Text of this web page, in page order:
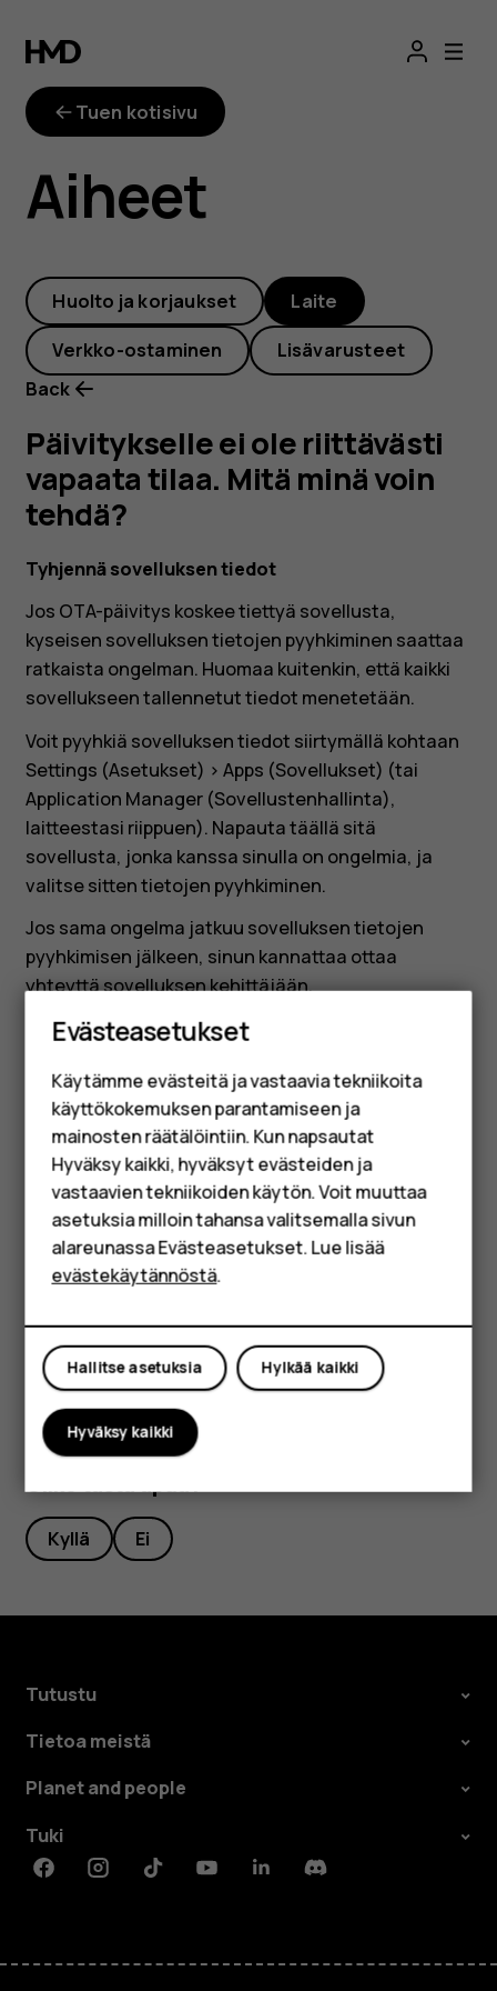
Päivitykselle
ei
ole
riittävästi
vapaata
tilaa.
Mitä
minä
voin
tehdä?
Älypuhelimet
Perinteiset puhelimet
Lisävarusteet
HMD Terra M
Yrityksille
Tabletit
Shop
Tuen kotisivu
Aiheet
Huolto ja korjaukset Laite
Verkko-ostaminen
Lisävarusteet
Back
Päivitykselle ei ole riittävästi
vapaata tilaa. Mitä minä voin
tehdä?
Tyhjennä sovelluksen tiedot
Jos OTA-päivitys koskee tiettyä sovellusta,
kyseisen sovelluksen tietojen pyyhkiminen saattaa
ratkaista ongelman. Huomaa kuitenkin, että kaikki
sovellukseen tallennetut tiedot menetetään.
Voit pyyhkiä sovelluksen tiedot siirtymällä kohtaan
Settings (Asetukset) > Apps (Sovellukset) (tai
Application Manager (Sovellustenhallinta),
laitteestasi riippuen). Napauta täällä sitä
sovellusta, jonka kanssa sinulla on ongelmia, ja
valitse sitten tietojen pyyhkiminen.
Jos sama ongelma jatkuu sovelluksen tietojen
pyyhkimisen jälkeen, sinun kannattaa ottaa
yhteyttä sovelluksen kehittäjään.
Poista sovellus
Jos ongelma jatkuu sovelluksen tietojen
pyyhkimisen jälkeen, voit kokeilla poistaa
sovelluksen. Pidä mielessä, että kaikki sovellukseen
tallennetut tiedot menetetään. Voit poistaa
sovelluksen pitämällä poistettavaa sovellusta
painettuna. Vedä sitten sovellus näytön ylälaidassa
olevaan kohtaan nimeltä Uninstall (Poista).
Jos et näe kohtaa Uninstall (Poista), sovellus on
poistaa.
Oliko tästä apua?
Kyllä Ei
Tutustu
Tietoa meistä
Planet and people
Tuki
FacebookInstagramTiktokYoutubeLinkedinDiscord
Evästeasetukset
Käytämme evästeitä ja vastaavia tekniikoita
käyttökokemuksen parantamiseen ja
mainosten räätälöintiin. Kun napsautat
Hyväksy kaikki, hyväksyt evästeiden ja
vastaavien tekniikoiden käytön. Voit muuttaa
asetuksia milloin tahansa valitsemalla sivun
alareunassa Evästeasetukset. Lue lisää
evästekäytännöstä.
Hylkää kaikki
Hallitse asetuksia
Hyväksy kaikki